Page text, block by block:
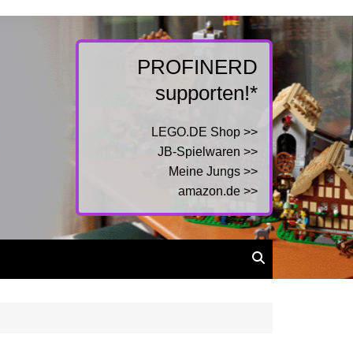
PROFINERD
supporten!*
LEGO.DE Shop >>
JB-Spielwaren >>
Meine Jungs >>
amazon.de >>